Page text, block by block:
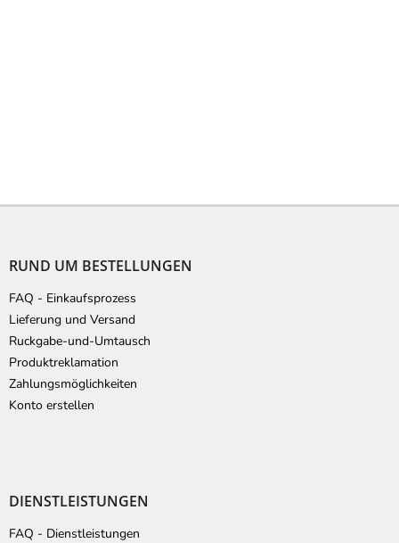
F
RUND UM BESTELLUNGEN
FAQ - Einkaufsprozess
Lieferung und Versand
Ruckgabe-und-Umtausch
Produktreklamation
Zahlungsmöglichkeiten
Konto erstellen
DIENSTLEISTUNGEN
FAQ - Dienstleistungen